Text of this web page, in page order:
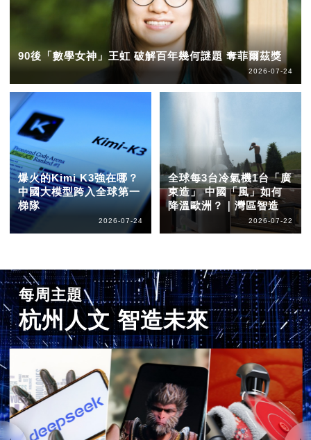
90後「數學女神」王虹 破解百年幾何謎題 奪菲爾茲獎
2026-07-24
爆火的Kimi K3強在哪？
中國大模型跨入全球第一
梯隊
2026-07-24
全球每3台冷氣機1台「廣
東造」 中國「風」如何
降溫歐洲？｜灣區智造
2026-07-22
每周主題
杭州人文 智造未來